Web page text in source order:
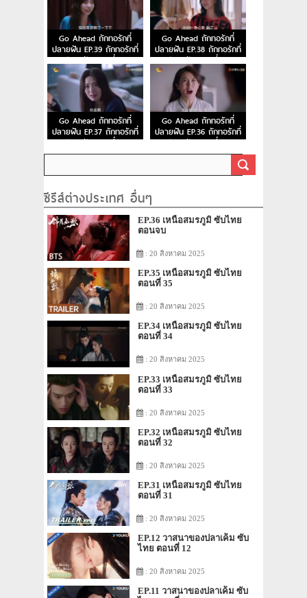
Go Ahead ถักทอรักที่
ปลายฝัน EP.39 ถักทอรักที่
ปลายฝัน ตอนที่ 39
Go Ahead ถักทอรักที่
ปลายฝัน EP.38 ถักทอรักที่
ปลายฝัน ตอนที่ 38
Go Ahead ถักทอรักที่
ปลายฝัน EP.37 ถักทอรักที่
ปลายฝัน ตอนที่ 37
Go Ahead ถักทอรักที่
ปลายฝัน EP.36 ถักทอรักที่
ปลายฝัน ตอนที่ 36
ซีรีส์ต่างประเทศ อื่นๆ
EP.36 เหนือสมรภูมิ ซับไทย
ตอนจบ
: 20 สิงหาคม 2025
EP.35 เหนือสมรภูมิ ซับไทย
ตอนที่ 35
: 20 สิงหาคม 2025
EP.34 เหนือสมรภูมิ ซับไทย
ตอนที่ 34
: 20 สิงหาคม 2025
EP.33 เหนือสมรภูมิ ซับไทย
ตอนที่ 33
: 20 สิงหาคม 2025
EP.32 เหนือสมรภูมิ ซับไทย
ตอนที่ 32
: 20 สิงหาคม 2025
EP.31 เหนือสมรภูมิ ซับไทย
ตอนที่ 31
: 20 สิงหาคม 2025
EP.12 วาสนาของปลาเค็ม ซับ
ไทย ตอนที่ 12
: 20 สิงหาคม 2025
EP.11 วาสนาของปลาเค็ม ซับ